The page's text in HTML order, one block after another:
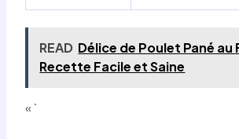
READ Délice de Poulet Pané au
Recette Facile et Saine
« `